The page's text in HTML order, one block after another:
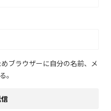
ブラウザーに自分の名前、メ
。